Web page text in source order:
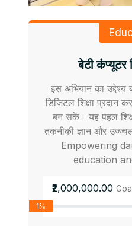
बेटी कंप्यूटर
इस अभियान का
डिजिटल शिक्षा प्रदान
बन सकें। यह पहल
तकनीकी ज्ञान और
Empowering
education
₹2,000,000.00
1%